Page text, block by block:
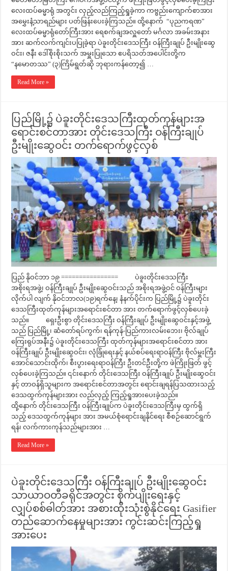
လေးထပ်ဓမ္မာရုံ အတွင်း လှည့်လည်ကြည့်ရှုခဲ့ကာ ကဗ္ဗည်းကျောက်စာအား
အမွှေးနံ့သာရည်များ ပတ်ဖြန်းပေးခဲ့ကြသည်။ ထို့နောက် “ပုညကရဏ”
လေးထပ်ဓမ္မာရုံတော်ကြီးအား ရေစက်ချအလှူတော် မင်္ဂလာ အခမ်းအနား
အား ဆက်လက်ကျင်းပပြုခဲ့ရာ ပဲခူးတိုင်းဒေသကြီး ဝန်ကြီးချုပ် ဦးမျိုးဆွေ
ဝင်း၊ ဇနီး ဒေါ်စိုးစိုးသက် အမှူးပြုသော ဧပရိသတ်အပေါင်းတို့က
“နမောတဿ” (၃)ကြိမ်ရွတ်ဆို ဘုရားကန်တော့၍ …
Read More »
ပြည်မြို့၌ ပဲခူးတိုင်းဒေသကြီးထုတ်ကုန်များအ
ရောင်းစင်တာအား တိုင်းဒေသကြီး ဝန်ကြီးချုပ်
ဦးမျိုးဆွေဝင်း တက်ရောက်ဖွင့်လှစ်
ပြည် နိုဝင်ဘာ ၁၉ ================ ပဲခူးတိုင်းဒေသကြီး
အစိုးရအဖွဲ့၊ ဝန်ကြီးချုပ် ဦးမျိုးဆွေဝင်းသည် အစိုးရအဖွဲ့ဝင် ဝန်ကြီးများ
လိုက်ပါ လျက် နိုဝင်ဘာလ(၁၉)ရက်နေ့၊ နံနက်ပိုင်းက ပြည်မြို့၌ ပဲခူးတိုင်း
ဒေသကြီးထုတ်ကုန်များအရောင်းစင်တာ အား တက်ရောက်ဖွင့်လှစ်ပေးခဲ့
သည်။ ရှေးဦးစွာ တိုင်းဒေသကြီး ဝန်ကြီးချုပ် ဦးမျိုးဆွေဝင်းနှင့်အဖွဲ့
သည် ပြည်မြို့၊ ဆံတော်ရပ်ကွက်၊ ရန်ကုန်-ပြည်ကားလမ်းဘေး၊ ဗိုလ်ချုပ်
ကြေးရုပ်အနီး၌ ပဲခူးတိုင်းဒေသကြီး ထုတ်ကုန်များအရောင်းစင်တာ အား
ဝန်ကြီးချုပ် ဦးမျိုးဆွေဝင်း၊ လုံခြုံရေးနှင့် နယ်စပ်ရေးရာဝန်ကြီး ဗိုလ်မှူးကြီး
အောင်သောင်းထိုက်၊ စီးပွားရေးရာဝန်ကြီး ဦးတင်ဦးတို့က ဖဲကြိုးဖြတ် ဖွင့်
လှစ်ပေးခဲ့ကြသည်။ ၎င်းနောက် တိုင်းဒေသကြီး ဝန်ကြီးချုပ် ဦးမျိုးဆွေဝင်း
နှင့် တာဝန်ရှိသူများက အရောင်းစင်တာအတွင်း ရောင်းချရန်ပြသထားသည့်
ဒေသထွက်ကုန်များအား လည်လှည့် ကြည့်ရှုအားပေးခဲ့သည်။
ထို့နောက် တိုင်းဒေသကြီး ဝန်ကြီးချုပ်က ပဲခူးတိုင်းဒေသကြီးမှ ထွက်ရှိ
သည့် ဒေသထွက်ကုန်များ အား အမယ်စုံရောင်းချနိုင်ရေး စီစဉ်ဆောင်ရွက်
ရန်၊ လက်ကားကုန်သည်များအား …
Read More »
ပဲခူးတိုင်းဒေသကြီး ဝန်ကြီးချုပ် ဦးမျိုးဆွေဝင်း
သာယာဝတီခရိုင်အတွင်း စိုက်ပျိုးရေးနှင့်
လျှပ်စစ်ဓါတ်အား အစားထိုးသုံးစွဲနိုင်ရေး Gasifier
တည်ဆောက်နေမှုများအား ကွင်းဆင်းကြည့်ရှု
အားပေး